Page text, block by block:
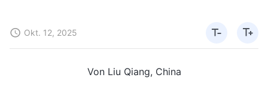
Okt. 12, 2025
Von Liu Qiang, China